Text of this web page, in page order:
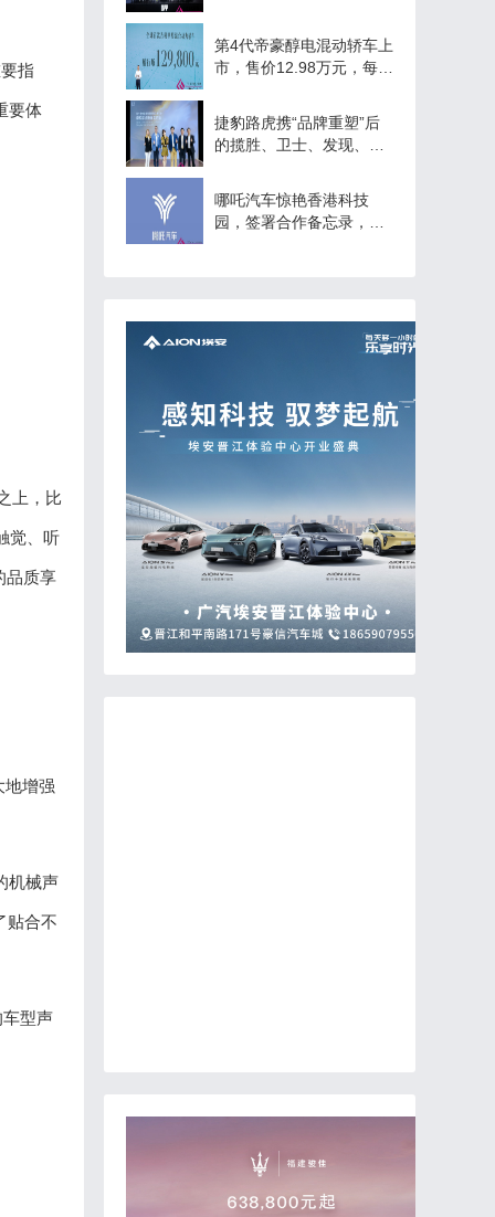
指
要体
上，比
觉、听
品质享
地增强
机械声
贴合不
型声
第4代帝豪醇电混动轿车上
市，售价12.98万元，每公
捷豹路虎携“品牌重塑”后
的揽胜、卫士、发现、捷
陆成都车展，释放“新现代
豪华主义”独特魅力
哪吒汽车惊艳香港科技
园，签署合作备忘录，让